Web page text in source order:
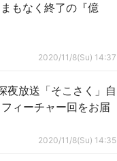
もなく終了の『億
2020/11/8(Su) 14:37
夜放送「そこさく」自
ィーチャー回をお届
2020/11/8(Su) 14:35